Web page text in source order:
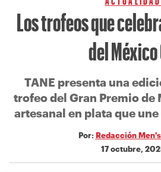
Los trofeos que
del México
TANE presenta una
trofeo del Gran Premio de
artesanal en plata que
Por: Redacción
17 octubre,